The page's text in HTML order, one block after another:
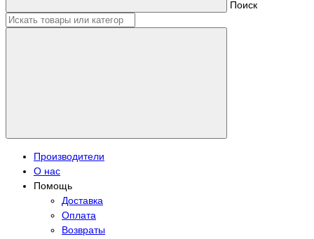
Поиск
Производители
О нас
Помощь
Доставка
Оплата
Возвраты